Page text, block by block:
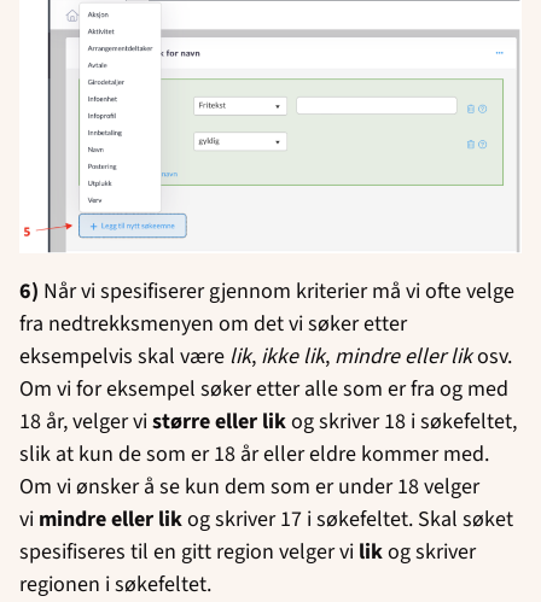
6) Når vi spesifiserer gjennom kriterier må vi ofte velge
fra nedtrekksmenyen om det vi søker etter
eksempelvis skal være lik, ikke lik, mindre eller likosv.
Om vi for eksempel søker etter alle som er fra og med
18 år, velger vistørre eller likog skriver 18 i søkefeltet,
slik at kun de som er 18 år eller eldre kommer med.
Om vi ønsker å se kun dem som er under 18 velger
vi mindre eller likog skriver 17 i søkefeltet. Skal søket
spesifiseres til en gitt region velger vi likog skriver
regionen i søkefeltet.